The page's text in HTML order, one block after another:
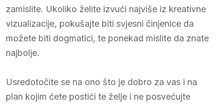
zamislite. Ukoliko želite izvući najviše iz kreativne
vizualizacije, pokušajte biti svjesni činjenice da
možete biti dogmatici, te ponekad mislite da znate
najbolje.
Usredotočite se na ono što je dobro za vas i na
plan kojim ćete postići te želje i ne posvećujte